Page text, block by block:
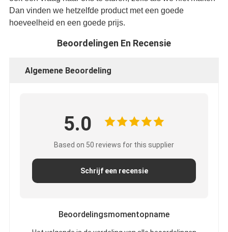
Dan vinden we hetzelfde product met een goede
hoeveelheid en een goede prijs.
Beoordelingen En Recensie
Algemene Beoordeling
5.0
Based on 50 reviews for this supplier
Schrijf een recensie
Beoordelingsmomentopname